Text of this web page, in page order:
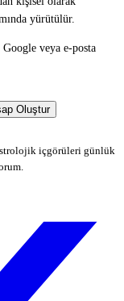
yürütülür.
veya e-posta
Oluştur
içgörüleri günlük